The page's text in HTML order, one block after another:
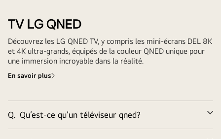
TV LG QNED
Découvrez les LG QNED TV, y compris les mini-écrans DEL 8K
et 4K ultra-grands, équipés de la couleur QNED unique pour
une immersion incroyable dans la réalité.
En savoir plus
Q. Qu’est-ce qu’un téléviseur qned?